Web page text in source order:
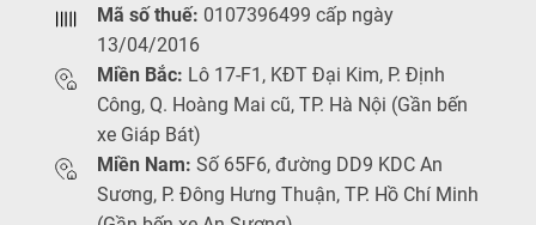
Mã số thuế: 0107396499 cấp ngày
13/04/2016
Miền Bắc: Lô 17-F1, KĐT Đại Kim, P. Định
Công, Q. Hoàng Mai cũ, TP. Hà Nội (Gần bến
xe Giáp Bát)
Miền Nam: Số 65F6, đường DD9 KDC An
Sương, P. Đông Hưng Thuận, TP. Hồ Chí Minh